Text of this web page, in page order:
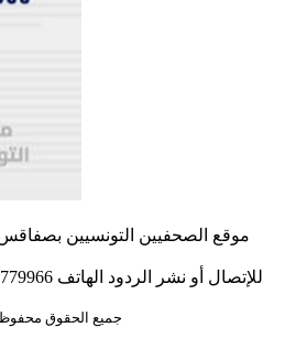
موقع الصحفيين التونسيين
جميع الحقوق محفوظة